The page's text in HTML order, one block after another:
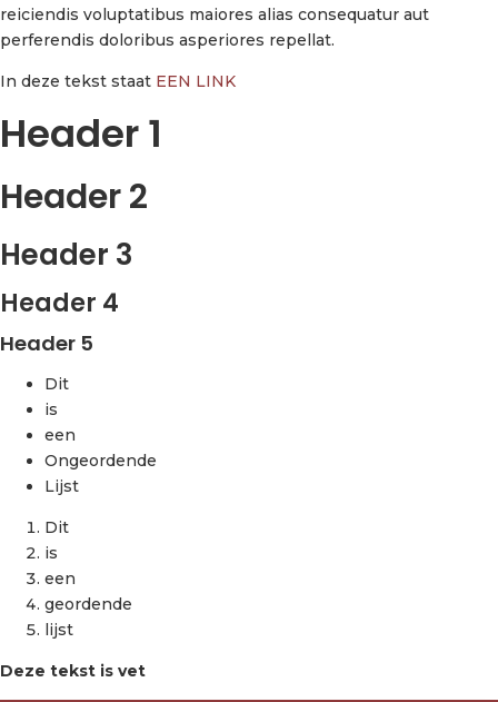
reiciendis voluptatibus maiores alias consequatur aut
perferendis doloribus asperiores repellat.
In deze tekst staat EEN LINK
Header 1
Header 2
Header 3
Header 4
Header 5
Dit
is
een
Ongeordende
Lijst
Dit
is
een
geordende
lijst
Deze tekst is vet